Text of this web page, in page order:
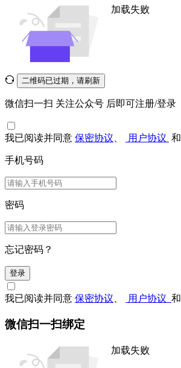
加载失败
二维码已过期，请刷新
微信扫一扫 关注公众号 后即可注册/登录
我已阅读并同意 保密协议 用户协议 和
手机号码
密码
忘记密码？
登录
我已阅读并同意 保密协议 用户协议 和
微信扫一扫绑定
加载失败